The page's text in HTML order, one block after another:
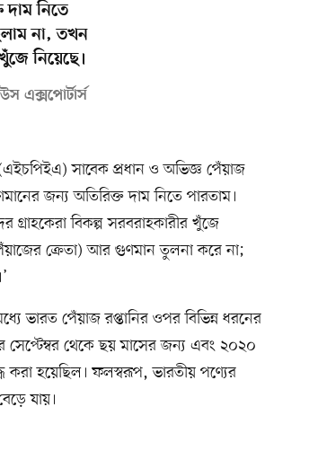
নিতে
না, তখন
নিয়েছে।
এক্সপোর্টার্স
(এইচপিইএ) সাবেক প্রধান ও অভিজ্ঞ পেঁয়াজ
জন্য অতিরিক্ত দাম নিতে পারতাম।
বিকল্প সরবরাহকারীর খুঁজে
ক্রেতা) আর গুণমান তুলনা করে না;
ভারত পেঁয়াজ রপ্তানির ওপর বিভিন্ন ধরনের
থেকে ছয় মাসের জন্য এবং ২০২০
করা হয়েছিল। ফলস্বরূপ, ভারতীয় পণ্যের
যায়।